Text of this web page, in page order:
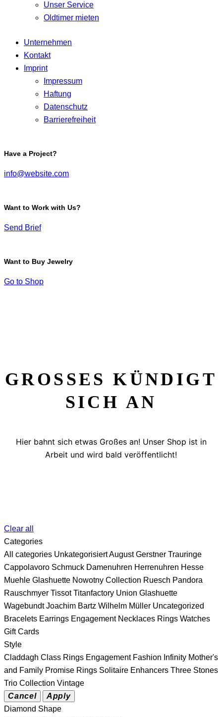
Unser Service
Oldtimer mieten
Unternehmen
Kontakt
Imprint
Impressum
Haftung
Datenschutz
Barrierefreiheit
Have a Project?
info@website.com
Want to Work with Us?
Send Brief
Want to Buy Jewelry
Go to Shop
GROSSES KÜNDIGT S
ICH AN
Hier bahnt sich etwas Großes an! Unser Shop ist in
Arbeit und wird bald veröffentlicht!
Clear all
Categories
All categories UnkategorisiertAugust Gerstner Trauringe
Cappolavoro Schmuck Damenuhren Herrenuhren Hesse
Muehle Glashuette Nowotny Collection Ruesch Pandora
Rauschmyer Tissot Titanfactory Union Glashuette
Wagebundt Joachim Bartz Wilhelm Müller Uncategorized
Bracelets Earrings Engagement Necklaces Rings Watches
Gift Cards
Style
Claddagh Class Rings Engagement Fashion Infinity Mother's
and Family Promise Rings Solitaire Enhancers Three Stones
Trio Collection Vintage
Diamond Shape